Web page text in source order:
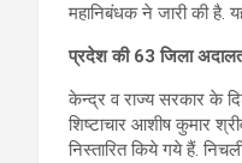
महानिबंधक ने जारी की है.
प्रदेश की 63 जिला
केन्द्र व राज्य सरकार के
शिष्टाचार आशीष कुमार
निस्तारित किये गये हैं.